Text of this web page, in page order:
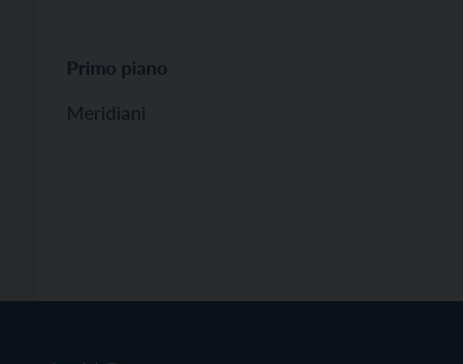
Primo piano
Meridiani